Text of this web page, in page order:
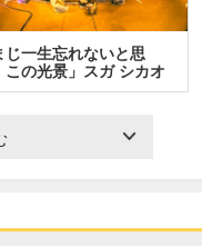
じ一生忘れないと思
この光景」スガ シカオ